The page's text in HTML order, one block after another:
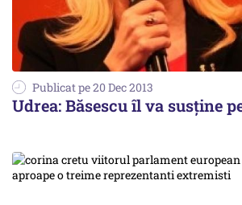
Publicat pe 20 Dec 2013
Udrea: Băsescu îl va susține